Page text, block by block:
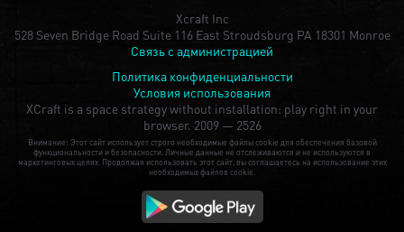
Xcraft Inc
528 Seven Bridge Road Suite 116 East Stroudsburg PA 18301 Monroe
Связь с администрацией
Политика конфиденциальности
Условия использования
XCraft is a space strategy without installation: play right in your
browser. 2009 — 2526
Внимание: Этот сайт использует строго необходимые файлы cookie для обеспечения базовой
функциональности и безопасности. Личные данные не отслеживаются и не используются в
маркетинговых целях. Продолжая использовать этот сайт, вы соглашаетесь на использование этих
необходимых файлов cookie.